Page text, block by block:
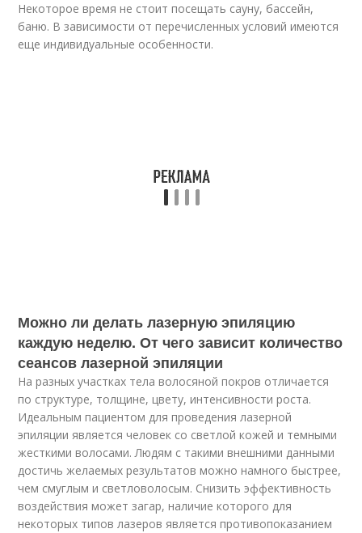
Некоторое время не стоит посещать сауну, бассейн,
баню. В зависимости от перечисленных условий имеются
еще индивидуальные особенности.
Можно ли делать лазерную эпиляцию
каждую неделю. От чего зависит количество
сеансов лазерной эпиляции
На разных участках тела волосяной покров отличается
по структуре, толщине, цвету, интенсивности роста.
Идеальным пациентом для проведения лазерной
эпиляции является человек со светлой кожей и темными
жесткими волосами. Людям с такими внешними данными
достичь желаемых результатов можно намного быстрее,
чем смуглым и светловолосым. Снизить эффективность
воздействия может загар, наличие которого для
некоторых типов лазеров является противопоказанием